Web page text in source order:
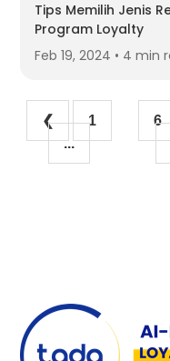
Tips Memilih Jenis
Program Loyalty
Feb 19, 2024 • 4 min
❮
1
...
6